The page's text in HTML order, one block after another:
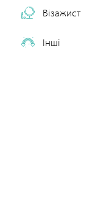
Візажист
Інші